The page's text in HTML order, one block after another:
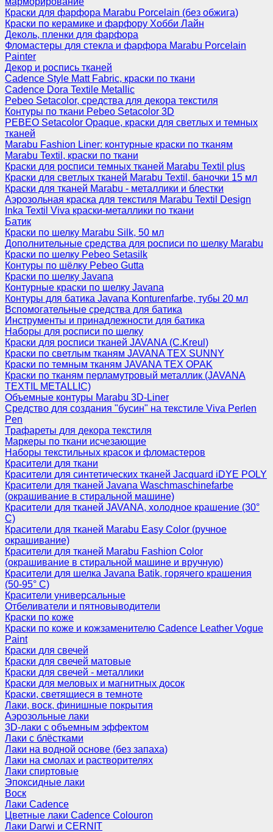
Краски для фарфора Marabu Porcelain (без обжига)
Краски по керамике и фарфору Хобби Лайн
Деколь, пленки для фарфора
Фломастеры для стекла и фарфора Marabu Porcelain
Painter
Декор и роспись тканей
Cadence Style Matt Fabric, краски по ткани
Cadence Dora Textile Metallic
Pebeo Setacolor, средства для декора текстиля
Контуры по ткани Pebeo Setacolor 3D
PEBEO Setacolor Opaque, краски для светлых и темных
тканей
Marabu Fashion Liner: контурные краски по тканям
Marabu Textil, краски по ткани
Краски для росписи темных тканей Marabu Textil plus
Краски для светлых тканей Marabu Textil, баночки 15 мл
Краски для тканей Marabu - металлики и блестки
Аэрозольная краска для текстиля Marabu Textil Design
Inka Textil Viva краски-металлики по ткани
Батик
Краски по шелку Marabu Silk, 50 мл
Дополнительные средства для росписи по шелку Marabu
Краски по шелку Pebeo Setasilk
Контуры по шёлку Pebeo Gutta
Краски по шелку Javana
Контурные краски по шелку Javana
Контуры для батика Javana Konturenfarbe, тубы 20 мл
Вспомогательные средства для батика
Инструменты и принадлежности для батика
Наборы для росписи по шелку
Краски для росписи тканей JAVANA (C.Kreul)
Краски по светлым тканям JAVANA TEX SUNNY
Краски по темным тканям JAVANA TEX OPAK
Краски по тканям перламутровый металлик (JAVANA
TEXTIL METALLIC)
Объемные контуры Marabu 3D-Liner
Средство для создания "бусин" на текстиле Viva Perlen
Pen
Трафареты для декора текстиля
Маркеры по ткани исчезающие
Наборы текстильных красок и фломастеров
Красители для ткани
Красители для синтетических тканей Jacquard iDYE POLY
Красители для тканей Javana Waschmaschinefarbe
(окрашивание в стиральной машине)
Красители для тканей JAVANA, холодное крашение (30°
С)
Красители для тканей Marabu Easy Color (ручное
окрашивание)
Красители для тканей Marabu Fashion Color
(окрашивание в стиральной машине и вручную)
Красители для шелка Javana Batik, горячего крашения
(50-95° С)
Красители универсальные
Отбеливатели и пятновыводители
Краски по коже
Краски по коже и кожзаменителю Cadence Leather Vogue
Paint
Краски для свечей
Краски для свечей матовые
Краски для свечей - металлики
Краски для меловых и магнитных досок
Краски, светящиеся в темноте
Лаки, воск, финишные покрытия
Аэрозольные лаки
3D-лаки с объемным эффектом
Лаки с блёстками
Лаки на водной основе (без запаха)
Лаки на смолах и растворителях
Лаки спиртовые
Эпоксидные лаки
Воск
Лаки Cadence
Цветные лаки Cadence Colouron
Лаки Darwi и CERNIT